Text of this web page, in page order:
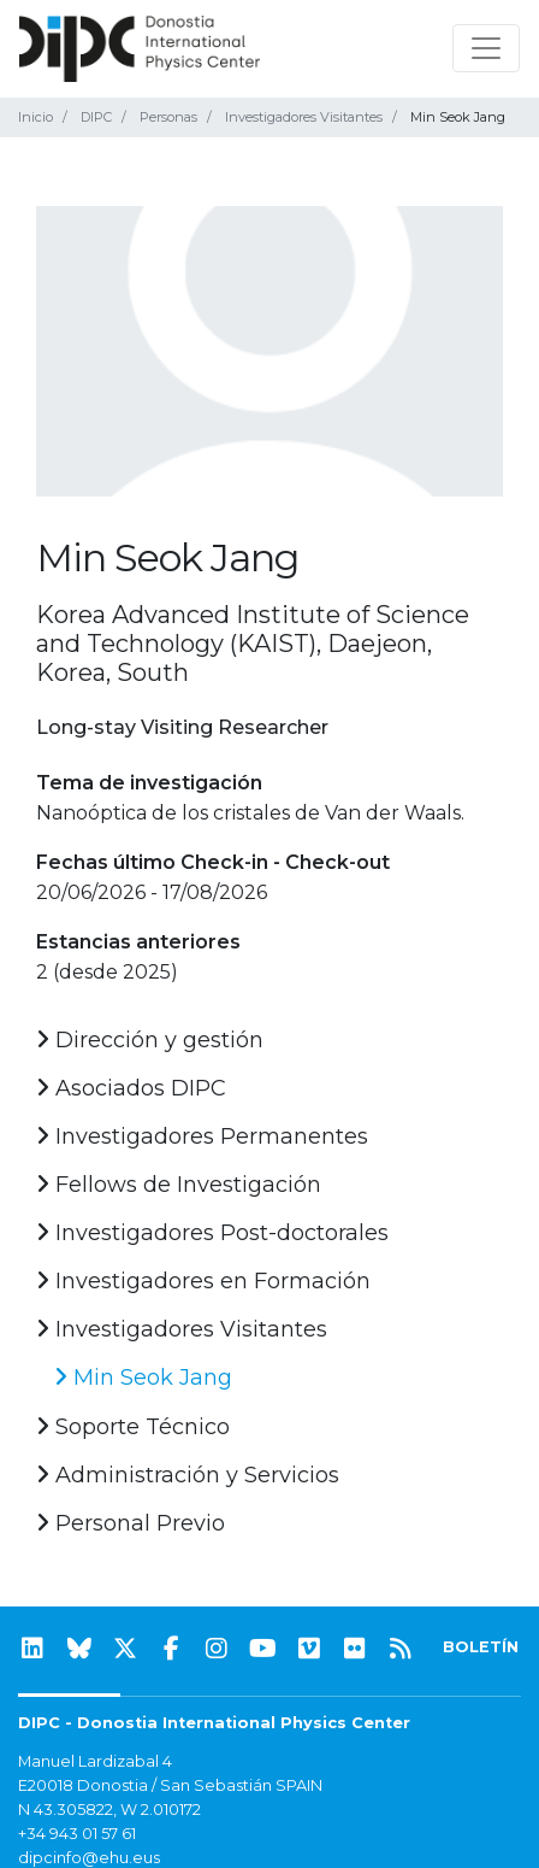
Inicio DIPC Personas Investigadores Visitantes Min Seok Jang
Min Seok Jang
Korea Advanced Institute of Science
and Technology (KAIST), Daejeon,
Korea, South
Long-stay Visiting Researcher
Tema de investigación
Nanoóptica de los cristales de Van der Waals.
Fechas último Check-in - Check-out
20/06/2026 - 17/08/2026
Estancias anteriores
2 (desde 2025)
Dirección y gestión
Asociados DIPC
Investigadores Permanentes
Fellows de Investigación
Investigadores Post-doctorales
Investigadores en Formación
Investigadores Visitantes
Min Seok Jang
Soporte Técnico
Administración y Servicios
Personal Previo
BOLETÍN
DIPC - Donostia International Physics Center
Manuel Lardizabal 4
E20018 Donostia / San Sebastián SPAIN
N 43.305822, W 2.010172
+34 943 01 57 61
dipcinfo@ehu.eus